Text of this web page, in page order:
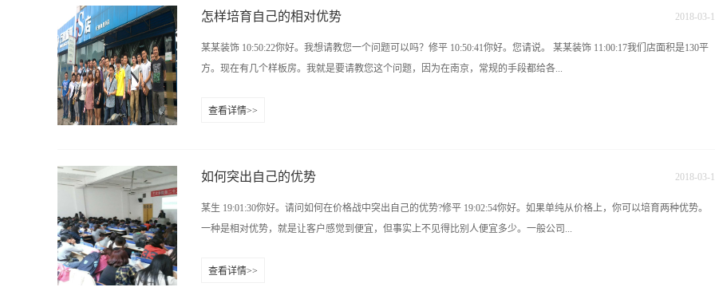
热中于无穷、不安和对比、以及各种艺术形式的大胆融合。巴洛克艺术一反文艺复兴艺术的平静和克制，而表现为戏剧
要求豪华生动、富于热情的情调。 十七世纪欧洲有新旧教的权力之争。旧教势力用暴力镇压信徒，再积极利用艺术思想形
态——巴洛克，去迷惑、征服人心。 巴洛克艺术不排斥异端的感官喜悦，亦忠实于基督教的世界观，故亦是「基督教化的
物(不再如古典文艺复兴时的静态表现，而呈现歪斜配置的动感)。 力图表现或暗示无穷感：例如伸向地平线的道路，展现
怎样培育自己的相对优势
某某装饰 10:50:22你好。我想请教您一个问题可以吗？修平 10:50:41你好。您请说。 某某装饰 11:00:17我们店面积是130平
方。现在有几个样板房。我就是要请教您这个问题，因为在南京，常规的手段都给各...
前资金上不算很大。在南京做广告是做不起的，动辄几百万一年的。修平 11:00:24目前你们的客户来源主要是哪个渠道
万我们赚的钱还没有我们自己做设计师打工赚的多呢。我们现在考虑的是用什么新手段来开拓业务，在南京普通手段都用
上了，效果很一般了，电话，网络，小区，展会，发布会，直通车。等等太多了，都用光了。有4000家公司呢。修平
是你的看法。 某某装饰 11:09:42不是没有效果，我是说付出和回报现在很难成比例。修平 11:11:02其实，你所说的渠道，
2018-03-
查看详情>>
如何突出自己的优势
某生 19:01:30你好。请问如何在价格战中突出自己的优势?修平 19:02:54你好。如果单纯从价格上，你可以培育两种优势。
一种是相对优势，就是让客户感觉到便宜，但事实上不见得比别人便宜多少。一般公司...
2018-03-
查看详情>>